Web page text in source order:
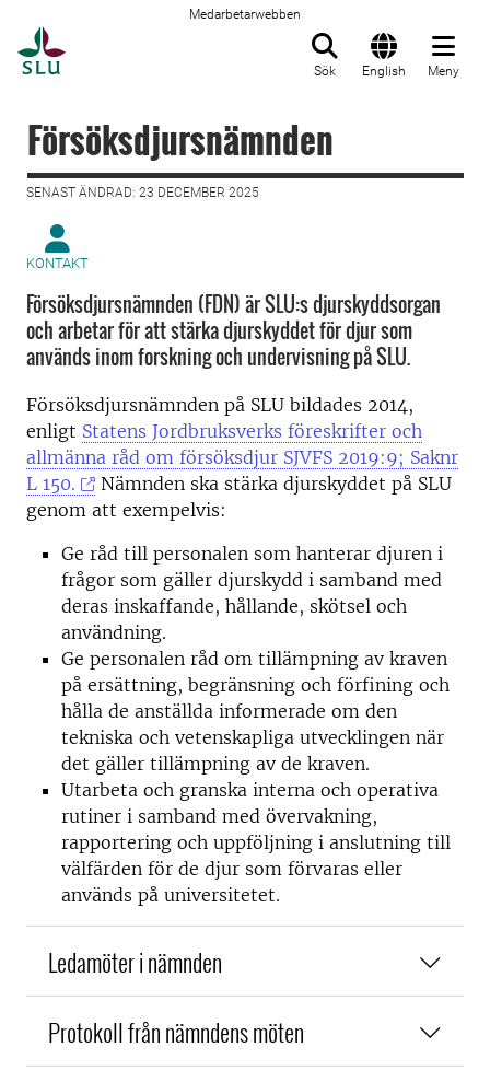
Medarbetarwebben
Sök English Meny
Försöksdjursnämnden
SENAST ÄNDRAD: 23 DECEMBER 2025
KONTAKT
Försöksdjursnämnden (FDN) är SLU:s djurskyddsorgan
och arbetar för att stärka djurskyddet för djur som
används inom forskning och undervisning på SLU.
Försöksdjursnämnden på SLU bildades 2014,
enligt Statens Jordbruksverks föreskrifter och
allmänna råd om försöksdjur SJVFS 2019:9; Saknr
L 150.
Nämnden ska stärka djurskyddet på SLU
genom att exempelvis:
Ge råd till personalen som hanterar djuren i
frågor som gäller djurskydd i samband med
deras inskaffande, hållande, skötsel och
användning.
Ge personalen råd om tillämpning av kraven
på ersättning, begränsning och förfining och
hålla de anställda informerade om den
tekniska och vetenskapliga utvecklingen när
det gäller tillämpning av de kraven.
Utarbeta och granska interna och operativa
rutiner i samband med övervakning,
rapportering och uppföljning i anslutning till
välfärden för de djur som förvaras eller
används på universitetet.
Ledamöter i nämnden
Protokoll från nämndens möten